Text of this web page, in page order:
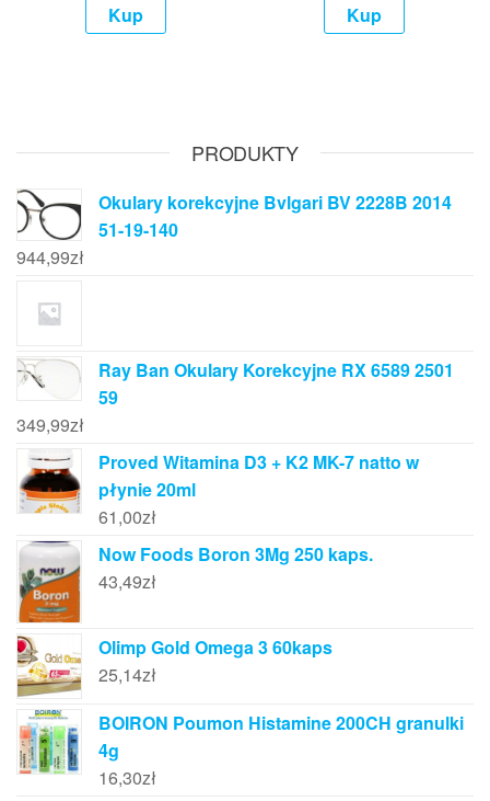
Kup Kup
PRODUKTY
Okulary korekcyjne Bvlgari BV 2228B 2014
51-19-140
944,99zł
Ray Ban Okulary Korekcyjne RX 6589 2501
59
349,99zł
Proved Witamina D3 + K2 MK-7 natto w
płynie 20ml
61,00zł
Now Foods Boron 3Mg 250 kaps.
43,49zł
Olimp Gold Omega 3 60kaps
25,14zł
BOIRON Poumon Histamine 200CH granulki
4g
16,30zł